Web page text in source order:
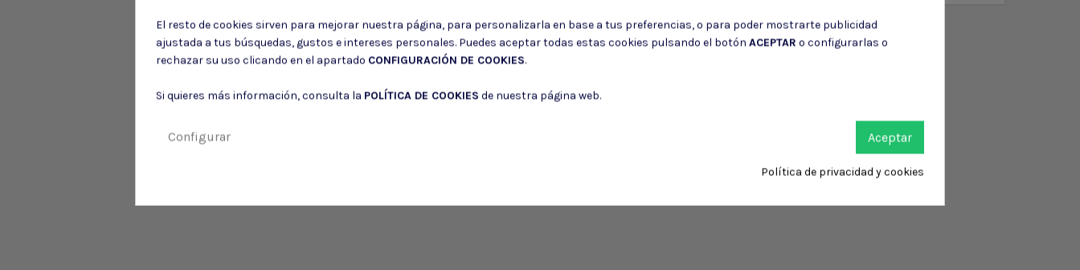
El resto de cookies sirven para mejorar nuestra página, para personalizarla en base a tus preferencias, o para poder mostrarte publicidad
ajustada a tus búsquedas, gustos e intereses personales. Puedes aceptar todas estas cookies pulsando el botón ACEPTAR o configurarlas o
rechazar su uso clicando en el apartado CONFIGURACIÓN DE COOKIES.
Si quieres más información, consulta la POLÍTICA DE COOKIES de nuestra página web.
Aceptar
Configurar
Política de privacidad y cookies